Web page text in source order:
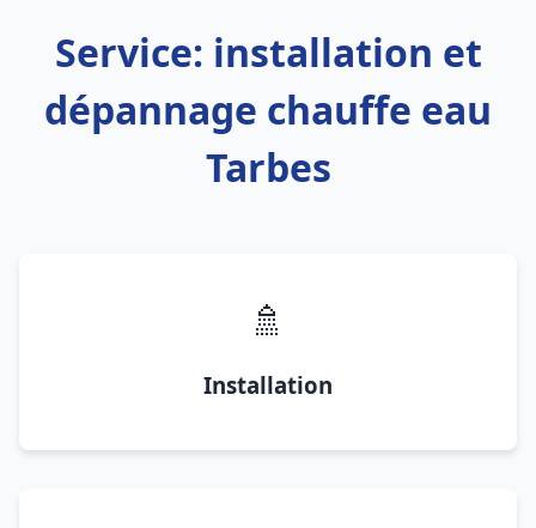
Service: installation et
dépannage chauffe eau
Tarbes
🚿
Installation